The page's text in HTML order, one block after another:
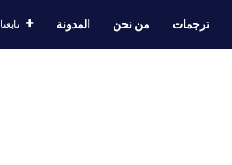
ترجمات من نحن المدونة تابعنا